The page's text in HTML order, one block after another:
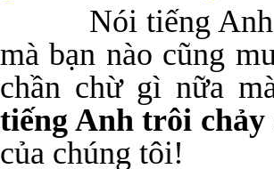
Nói tiếng Anh
mà bạn nào cũng
chần chừ gì nữa
tiếng Anh trôi chảy
của chúng tôi!